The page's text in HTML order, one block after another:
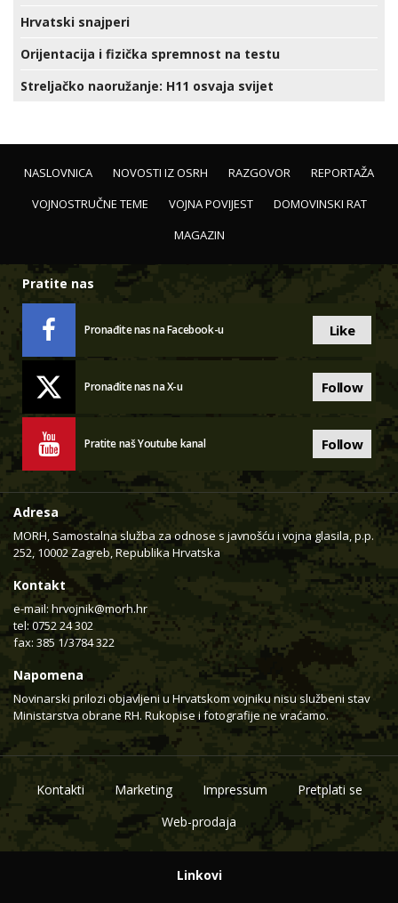
Hrvatski snajperi
Orijentacija i fizička spremnost na testu
Streljačko naoružanje: H11 osvaja svijet
NASLOVNICA NOVOSTI IZ OSRH RAZGOVOR
REPORTAŽA
VOJNOSTRUČNE TEME
VOJNA POVIJEST
DOMOVINSKI RAT
MAGAZIN
Pratite nas
Pronađite nas na Facebook-u Like
Pronađite nas na X-u Follow
Pratite naš Youtube kanal Follow
Adresa
MORH, Samostalna služba za odnose s javnošću i vojna glasila, p.p.
252, 10002 Zagreb, Republika Hrvatska
Kontakt
e-mail: hrvojnik@morh.hr
tel: 0752 24 302
fax: 385 1/3784 322
Napomena
Novinarski prilozi objavljeni u Hrvatskom vojniku nisu službeni stav
Ministarstva obrane RH. Rukopise i fotografije ne vraćamo.
Kontakti Marketing Impressum
Pretplati se
Web-prodaja
Linkovi